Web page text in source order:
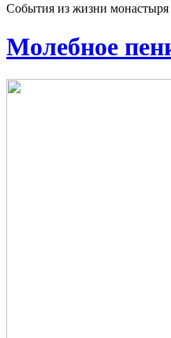
События из жизни монастыря
Молебное